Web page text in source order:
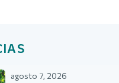
agosto 7, 2026